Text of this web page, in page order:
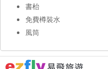
書枱
免費樽裝水
風筒